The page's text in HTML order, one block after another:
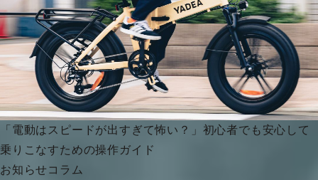
「電動はスピードが出すぎて怖い？」初心者でも安心して
乗りこなすための操作ガイド
お知らせ コラム